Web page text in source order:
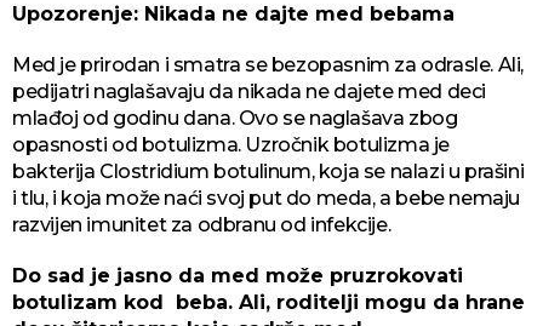
Upozorenje: Nikada ne dajte med bebama
Med je prirodan i smatra se bezopasnim za odrasle. Ali,
pedijatri naglašavaju da nikada ne dajete med deci
mlađoj od godinu dana. Ovo se naglašava zbog
opasnosti od botulizma. Uzročnik botulizma je
bakterija Clostridium botulinum, koja se nalazi u prašini
i tlu, i koja može naći svoj ​​put do meda, a bebe nemaju
razvijen imunitet za odbranu od infekcije.
Do sad je jasno da med može pruzrokovati
botulizam kod beba. Ali, roditelji mogu da hrane